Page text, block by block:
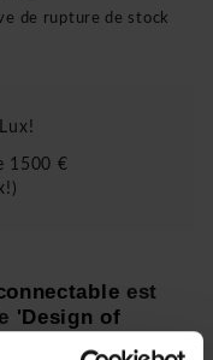
de rupture de stock
1500 €
est
'Design of